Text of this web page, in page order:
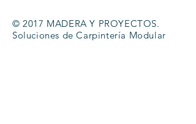
© 2017 MADERA Y PROYECTOS.
Soluciones de Carpintería Modular